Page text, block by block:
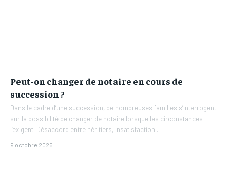
Peut-on changer de notaire en cours de
succession ?
Dans le cadre d’une succession, de nombreuses familles s’interrogent
sur la possibilité de changer de notaire lorsque les circonstances
l’exigent. Désaccord entre héritiers, insatisfaction...
9 octobre 2025